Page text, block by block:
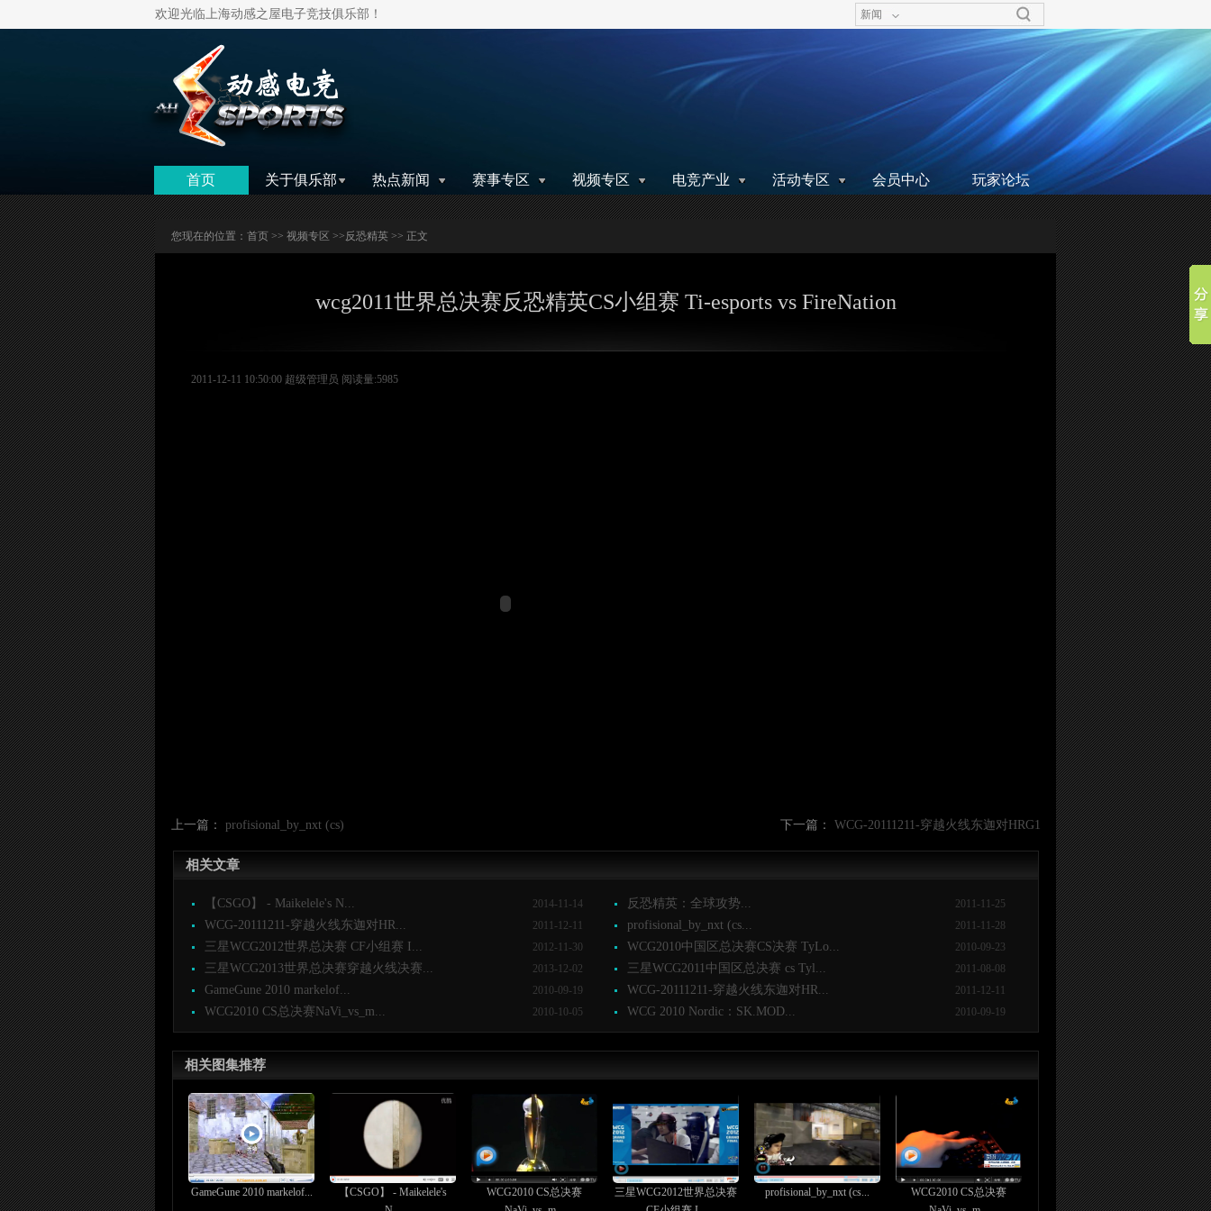
欢迎光临上海动感之屋电子竞技俱乐部！ 新闻
首页 关于俱乐部 热点新闻 赛事专区 视频专区 电竞产业 活动专区 会员中心 玩家论坛
您现在的位置： 首页 >> 视频专区 >>反恐精英 >> 正文
wcg2011世界总决赛反恐精英CS小组赛 Ti-esports vs FireNation
2011-12-11 10:50:00 超级管理员 阅读量:5985
上一篇： profisional_by_nxt (cs) 下一篇： WCG-20111211-穿越火线东迦对HRG1
相关文章
2014-11-14
【CSGO】 - Maikelele's N... 2011-11-25
反恐精英：全球攻势...
2011-12-11
WCG-20111211-穿越火线东迦对HR... 2011-11-28
profisional_by_nxt (cs...
2012-11-30
三星WCG2012世界总决赛 CF小组赛 I... 2010-09-23
WCG2010中国区总决赛CS决赛 TyLo...
2013-12-02
三星WCG2013世界总决赛穿越火线决赛... 2011-08-08
三星WCG2011中国区总决赛 cs Tyl...
2010-09-19
GameGune 2010 markelof... 2011-12-11
WCG-20111211-穿越火线东迦对HR...
2010-10-05
WCG2010 CS总决赛NaVi_vs_m... 2010-09-19
WCG 2010 Nordic：SK.MOD...
相关图集推荐
GameGune 2010 markelof...
【CSGO】 - Maikelele's
WCG2010 CS总决赛
三星WCG2012世界总决赛
profisional_by_nxt (cs...
WCG2010 CS总决赛